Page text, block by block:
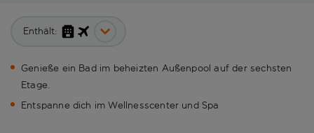
Enthält:
Genieße ein Bad im beheizten Außenpool auf der sechsten
Etage.
Entspanne dich im Wellnesscenter und Spa